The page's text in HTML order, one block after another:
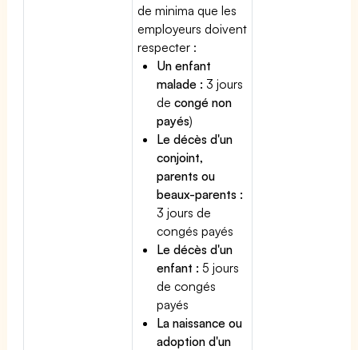
de minima que les
employeurs doivent
respecter :
Un enfant
malade : 3 jours
decongé non
payés)
Le décès d'un
conjoint,
parents ou
beaux-parents :
3 jours de
congés payés
Le décès d'un
enfant : 5 jours
de congés
payés
La naissance ou
adoption d'un